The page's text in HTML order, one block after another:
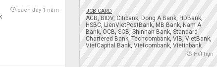
cách đây 1 năm JCB CARD
ACB, BIDV, Citibank, Dong A Bank, HDBank,
HSBC, LienVietPostBank, MB Bank, Nam A
Bank, OCB, SCB, Shinhan Bank, Standard
Chartered Bank, Techcombank, VIB, VietBank,
VietCapital Bank, Vietcombank, Vietinbank
Hết hạn